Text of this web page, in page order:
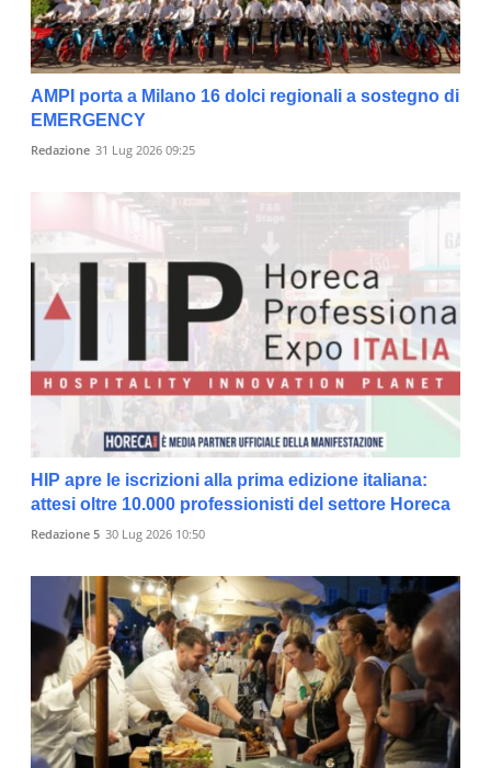
AMPI porta a Milano 16 dolci regionali a sostegno di
EMERGENCY
Redazione 31 Lug 2026 09:25
HIP apre le iscrizioni alla prima edizione italiana:
attesi oltre 10.000 professionisti del settore Horeca
Redazione 5 30 Lug 2026 10:50